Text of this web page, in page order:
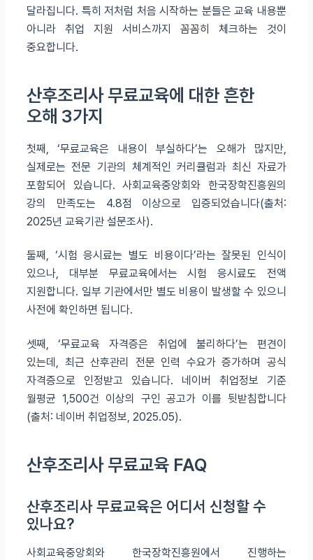
달라집니다. 특히 저처럼 처음 시작하는 분들은 교육 내용뿐
아니라 취업 지원 서비스까지 꼼꼼히 체크하는 것이
중요합니다.
산후조리사 무료교육에 대한 흔한
오해 3가지
첫째, ‘무료교육은 내용이 부실하다’는 오해가 많지만,
실제로는 전문 기관의 체계적인 커리큘럼과 최신 자료가
포함되어 있습니다. 사회교육중앙회와 한국장학진흥원의
강의 만족도는 4.8점 이상으로 입증되었습니다(출처:
2025년 교육기관 설문조사).
둘째, ‘시험 응시료는 별도 비용이다’라는 잘못된 인식이
있으나, 대부분 무료교육에서는 시험 응시료도 전액
지원합니다. 일부 기관에서만 별도 비용이 발생할 수 있으니
사전에 확인하면 됩니다.
셋째, ‘무료교육 자격증은 취업에 불리하다’는 편견이
있는데, 최근 산후관리 전문 인력 수요가 증가하며 공식
자격증으로 인정받고 있습니다. 네이버 취업정보 기준
월평균 1,500건 이상의 구인 공고가 이를 뒷받침합니다
(출처: 네이버 취업정보, 2025.05).
산후조리사 무료교육 FAQ
산후조리사 무료교육은 어디서 신청할 수
있나요?
사회교육중앙회와 한국장학진흥원에서 진행하는